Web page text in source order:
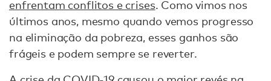
enfrentam conflitos e crises. Como vimos nos
últimos anos, mesmo quando vemos progresso
na eliminação da pobreza, esses ganhos são
frágeis e podem sempre se reverter.